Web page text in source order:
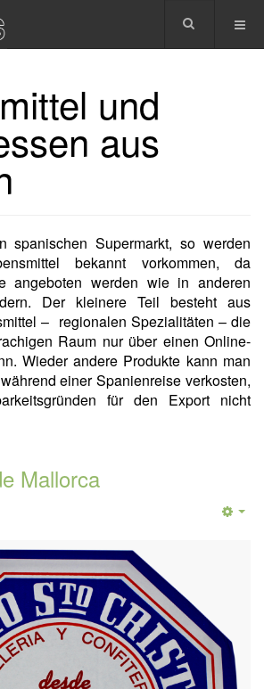
und
aus
spanischen Supermarkt, so werden
bekannt vorkommen, da
angeboten werden wie in anderen
Der kleinere Teil besteht aus
– regionalen Spezialitäten – die
Raum nur über einen Online-
Wieder andere Produkte kann man
einer Spanienreise verkosten,
für den Export nicht
Mallorca